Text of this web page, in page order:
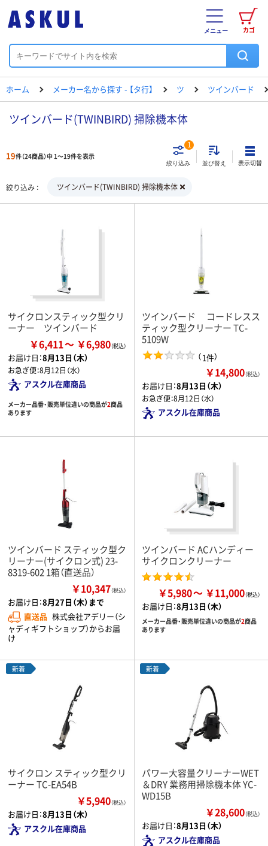
カゴ
メニュー
ホーム メーカー名から探す - 【タ行】 ツ ツインバード
ツインバード(TWINBIRD) 掃除機本体
19件（24商品）中 1～19件を表示
絞り込み
1
並び替え 表示切替
絞り込み ツインバード(TWINBIRD) 掃除機本体
サイクロンスティック型クリ
ーナー ツインバード
￥6,411 ￥6,980
お届け日：8月13日（木）
お急ぎ便：8月12日（水）
アスクル在庫商品
メーカー品番・販売単位違いの商品が2商品
あります
ツインバード コードレスス
ティック型クリーナー TC-
5109W
（1件）
￥14,800（税込）
お届け日：8月13日（木）
お急ぎ便：8月12日（水）
アスクル在庫商品
ツインバード スティック型ク
リーナー(サイクロン式) 23-
8319-602 1箱（直送品）
￥10,347（税込）
お届け日：8月27日（木）まで
直送品 株式会社アデリー（シ
ャディギフトショップ）からお届
け
ツインバード ACハンディー
サイクロンクリーナー
￥5,980 ￥11,000
お届け日：8月13日（木）
メーカー品番・販売単位違いの商品が2商品
あります
新着
サイクロン スティック型クリ
ーナー TC-EA54B
￥5,940（税込）
お届け日：8月13日（木）
アスクル在庫商品
新着
パワー大容量クリーナーWET
＆DRY 業務用掃除機本体 YC-
WD15B
￥28,600（税込）
お届け日：8月13日（木）
アスクル在庫商品